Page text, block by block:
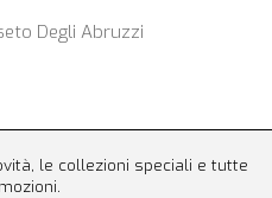
Degli Abruzzi
le collezioni speciali e tutte